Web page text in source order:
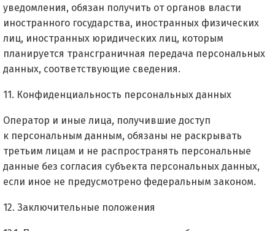
уведомления, обязан получить от органов власти
иностранного государства, иностранных физических
лиц, иностранных юридических лиц, которым
планируется трансграничная передача персональных
данных, соответствующие сведения.
11. Конфиденциальность персональных данных
Оператор и иные лица, получившие доступ
к персональным данным, обязаны не раскрывать
третьим лицам и не распространять персональные
данные без согласия субъекта персональных данных,
если иное не предусмотрено федеральным законом.
12. Заключительные положения